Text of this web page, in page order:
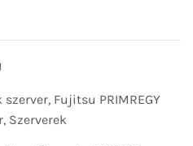
szerver, Fujitsu PRIMREGY
, Szerverek